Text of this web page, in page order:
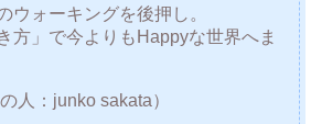
ウォーキングを後押し。
方」で今よりもHappyな世界へま
人：junko sakata）